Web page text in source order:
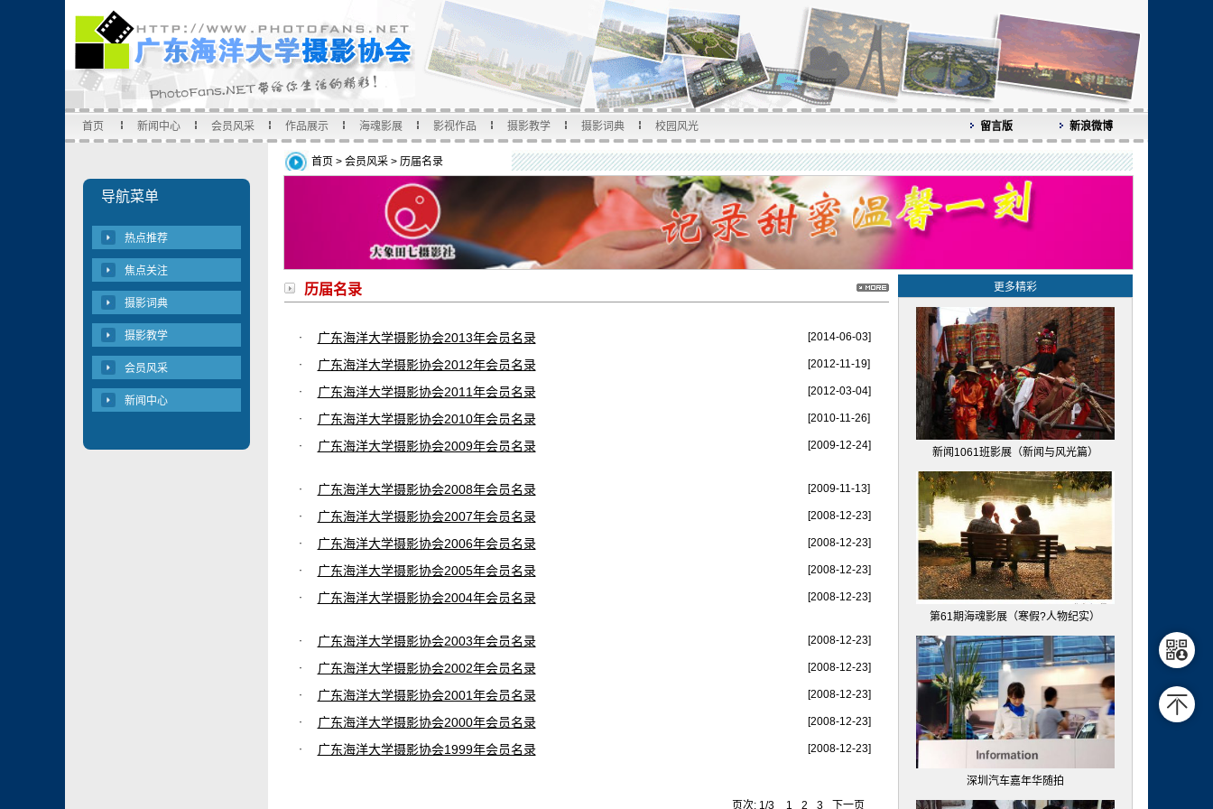
首页 新闻中心 会员风采 作品展示 海魂影展 影视作品 摄影教学 摄影词典 校园风光 留言版 新浪微博
导航菜单
热点推荐
焦点关注
摄影词典
摄影教学
会员风采
新闻中心
首页 > 会员风采> 历届名录
历届名录
· 广东海洋大学摄影协会2013年会员名录 [2014-06-03]
· 广东海洋大学摄影协会2012年会员名录 [2012-11-19]
· 广东海洋大学摄影协会2011年会员名录 [2012-03-04]
· 广东海洋大学摄影协会2010年会员名录 [2010-11-26]
· 广东海洋大学摄影协会2009年会员名录 [2009-12-24]
· 广东海洋大学摄影协会2008年会员名录 [2009-11-13]
· 广东海洋大学摄影协会2007年会员名录 [2008-12-23]
· 广东海洋大学摄影协会2006年会员名录 [2008-12-23]
· 广东海洋大学摄影协会2005年会员名录 [2008-12-23]
· 广东海洋大学摄影协会2004年会员名录 [2008-12-23]
· 广东海洋大学摄影协会2003年会员名录 [2008-12-23]
· 广东海洋大学摄影协会2002年会员名录 [2008-12-23]
· 广东海洋大学摄影协会2001年会员名录 [2008-12-23]
· 广东海洋大学摄影协会2000年会员名录 [2008-12-23]
· 广东海洋大学摄影协会1999年会员名录 [2008-12-23]
页次: 1/3 1 2 3 下一页
更多精彩
新闻1061班影展（新闻与风光篇）
第61期海魂影展（寒假?人物纪实）
深圳汽车嘉年华随拍